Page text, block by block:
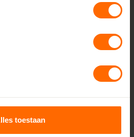
toestaan
in onze eigen
alles zelf in onze
Jouw kozijnen stel je
bij een van onze vestigingen in
klaar.